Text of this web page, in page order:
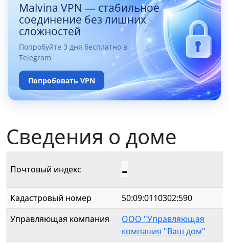
Malvina VPN — стабильное
соединение без лишних
сложностей
Попробуйте 3 дня бесплатно в
Telegram
Попробовать VPN
Сведения о доме
Почтовый индекс -
Кадастровый номер
50:09:0110302:590
Управляющая компания
ООО "Управляющая
компания "Ваш дом"